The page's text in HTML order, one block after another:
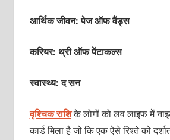
आर्थिक जीवन: पेज ऑफ वैंड्स
करियर: थ्री ऑफ पेंटाकल्‍स
स्वास्थ्य: द सन
वृश्चिक राशिके लोगों को लव लाइफ में
कार्ड मिला है जो कि एक ऐसे रिश्‍ते को